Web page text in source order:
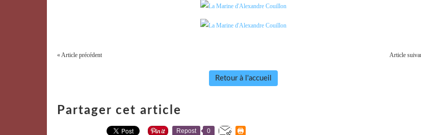
« Article précédent Article
Retour à l'accueil
Partager cet article
Repost 0